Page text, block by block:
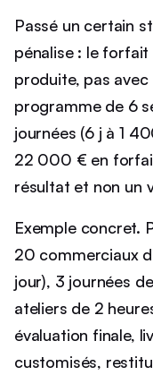
Passé un certain
pénalise : le forfait
produite, pas
programme de 6
journées (6 j à 1
22 000 € en
résultat et non un
Exemple concret.
20 commerciaux
jour), 3 journées
ateliers de 2
évaluation finale,
customisés,